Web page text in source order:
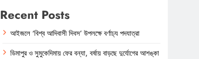
Recent Posts
আইজলে ‘বিশ্ব আদিবাসী দিবস’ উপলক্ষে বর্ণাঢ্য পদযাত্রা
ডিমাপুর ও সুমুকেদিমায় ফের বন্যা, বর্ষায় বাড়ছে দুর্যোগের আশঙ্কা